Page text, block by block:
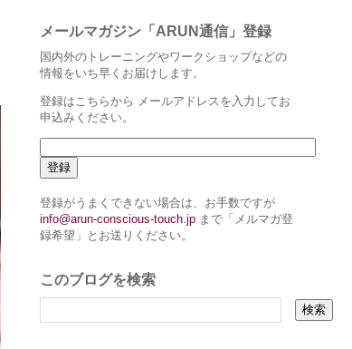
メールマガジン「ARUN通信」登録
国内外のトレーニングやワークショップなどの
情報をいち早くお届けします。
登録はこちらから メールアドレスを入力してお
申込みください。
登録がうまくできない場合は、お手数ですが
info@arun-conscious-touch.jp まで「メルマガ登
録希望」とお送りください。
このブログを検索